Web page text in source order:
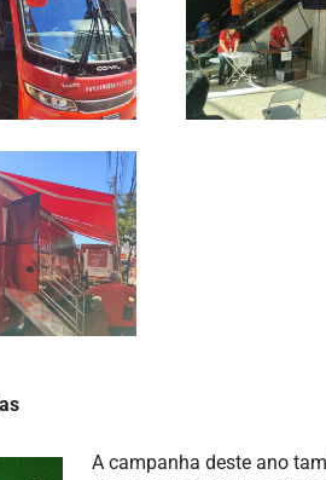
A campanha deste ano